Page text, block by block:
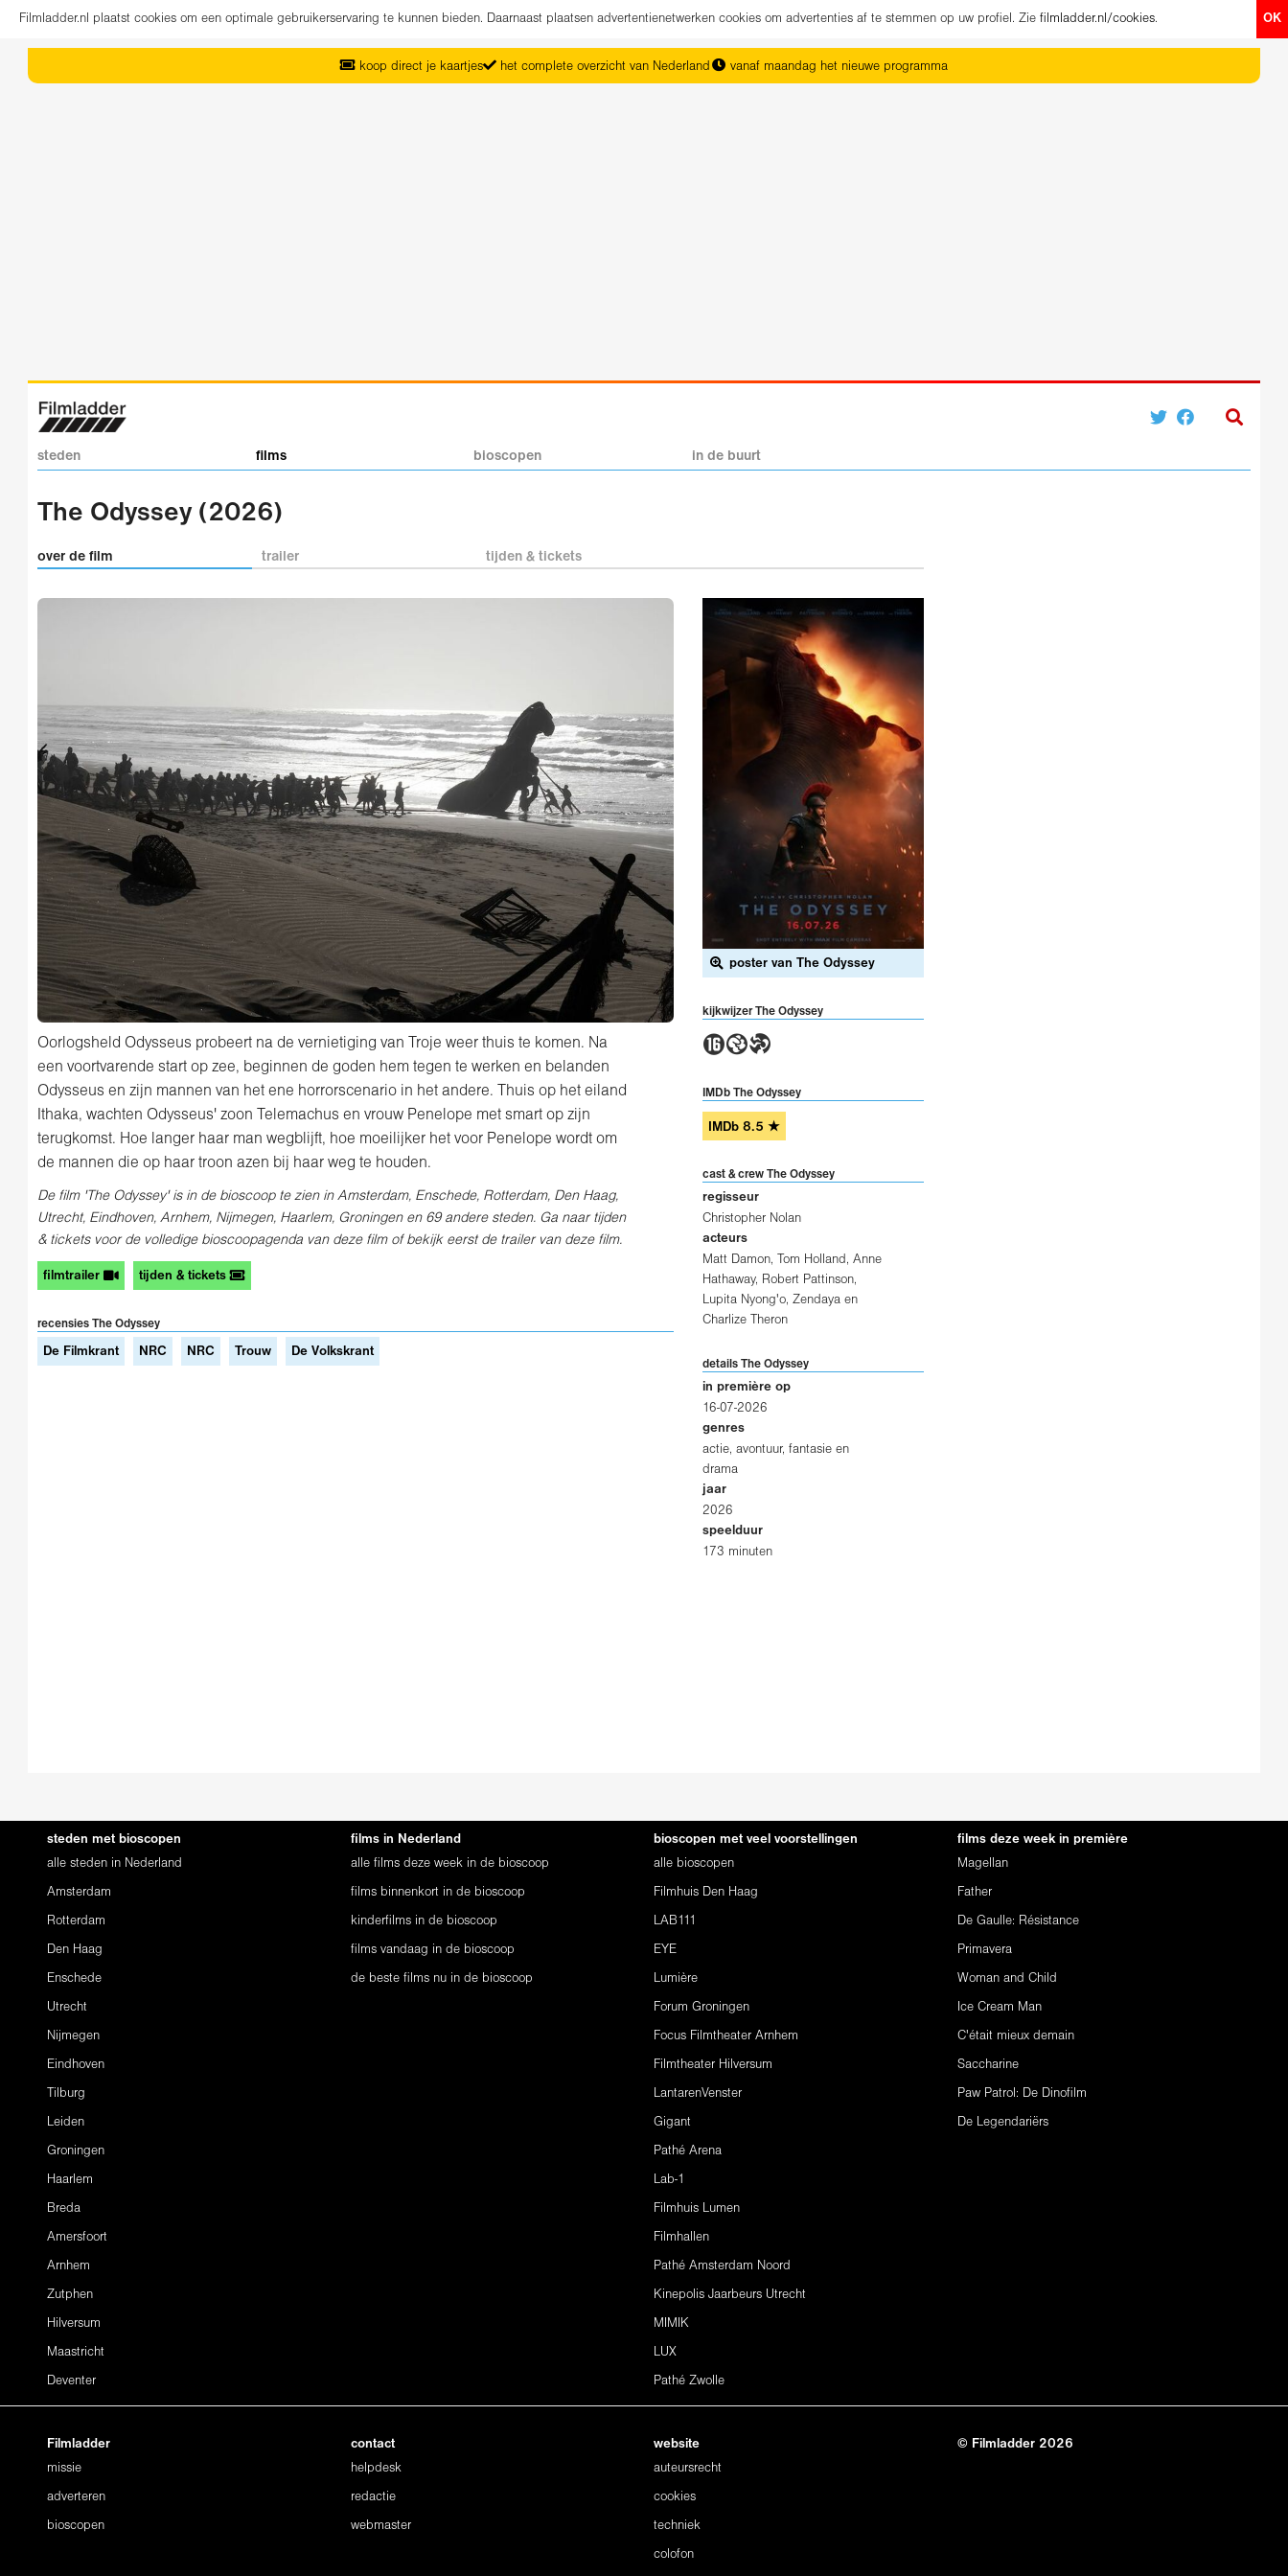
OK
Filmladder.nl plaatst cookies om een optimale gebruikerservaring te kunnen bieden. Daarnaast plaatsen advertentienetwerken cookies om advertenties af te stemmen op uw profiel. Zie filmladder.nl/cookies.
koop direct je kaartjes het complete overzicht van Nederland vanaf maandag het nieuwe programma
steden films bioscopen in de buurt
The Odyssey (2026)
over de film trailer tijden & tickets
Oorlogsheld Odysseus probeert na de vernietiging van Troje weer thuis te komen. Na
een voortvarende start op zee, beginnen de goden hem tegen te werken en belanden
Odysseus en zijn mannen van het ene horrorscenario in het andere. Thuis op het eiland
Ithaka, wachten Odysseus' zoon Telemachus en vrouw Penelope met smart op zijn
terugkomst. Hoe langer haar man wegblijft, hoe moeilijker het voor Penelope wordt om
de mannen die op haar troon azen bij haar weg te houden.
De film 'The Odyssey' is in de bioscoop te zien in Amsterdam, Enschede, Rotterdam, Den Haag,
Utrecht, Eindhoven, Arnhem, Nijmegen, Haarlem, Groningen en 69 andere steden. Ga naar tijden
& tickets voor de volledige bioscoopagenda van deze film of bekijk eerst de trailer van deze film.
filmtrailer tijden & tickets
recensies The Odyssey
De Filmkrant NRC NRC Trouw De Volkskrant
poster van The Odyssey
kijkwijzer The Odyssey
6GT
IMDb The Odyssey
IMDb 8.5 ★
cast & crew The Odyssey
regisseur
Christopher Nolan
acteurs
Matt Damon, Tom Holland , Anne
Hathaway, Robert Pattinson,
Lupita Nyong'o, Zendaya en
Charlize Theron
details The Odyssey
in première op
16-07-2026
genres
actie, avontuur, fantasie en
drama
jaar
2026
speelduur
173 minuten
steden met bioscopen
alle steden in Nederland
Amsterdam
Rotterdam
Den Haag
Enschede
Utrecht
Nijmegen
Eindhoven
Tilburg
Leiden
Groningen
Haarlem
Breda
Amersfoort
Arnhem
Zutphen
Hilversum
Maastricht
Deventer
films in Nederland
alle films deze week in de bioscoop
films binnenkort in de bioscoop
kinderfilms in de bioscoop
films vandaag in de bioscoop
de beste films nu in de bioscoop
bioscopen met veel voorstellingen
alle bioscopen
Filmhuis Den Haag
LAB111
EYE
Lumière
Forum Groningen
Focus Filmtheater Arnhem
Filmtheater Hilversum
LantarenVenster
Gigant
Pathé Arena
Lab-1
Filmhuis Lumen
Filmhallen
Pathé Amsterdam Noord
Kinepolis Jaarbeurs Utrecht
MIMIK
LUX
Pathé Zwolle
films deze week in première
Magellan
Father
De Gaulle: Résistance
Primavera
Woman and Child
Ice Cream Man
C'était mieux demain
Saccharine
Paw Patrol: De Dinofilm
De Legendariërs
Filmladder
missie
adverteren
bioscopen
contact
helpdesk
redactie
webmaster
website
auteursrecht
cookies
techniek
colofon
© Filmladder 2026